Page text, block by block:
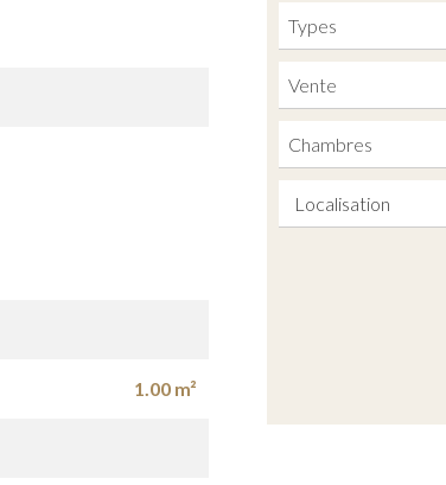
1.00 m²
Types
Vente
Chambres
Localisation